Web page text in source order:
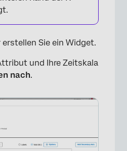
×
Sie ein Widget.
und Ihre Zeitskala
nach.